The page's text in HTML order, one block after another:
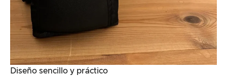
Diseño sencillo y práctico